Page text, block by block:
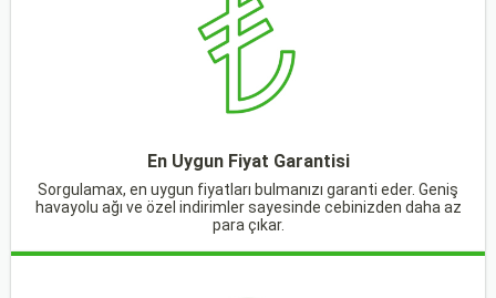
En Uygun Fiyat Garantisi
Sorgulamax, en uygun fiyatları bulmanızı garanti eder. Geniş
havayolu ağı ve özel indirimler sayesinde cebinizden daha az
para çıkar.